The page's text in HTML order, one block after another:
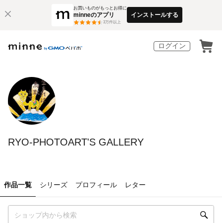
お買いものがもっとお得に
minneのアプリ
3万件以上
インストールする
ログイン
RYO-PHOTOART'S GALLERY
作品一覧 シリーズ プロフィール レター